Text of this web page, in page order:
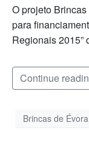
O projeto
para
Regionais 2015”
Continue
Brincas de Évora